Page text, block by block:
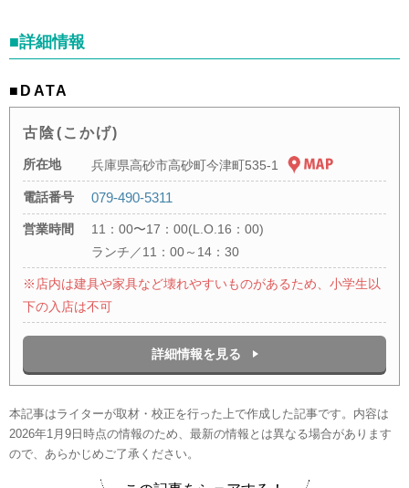
■詳細情報
■DATA
古陰(こかげ)
所在地 兵庫県高砂市高砂町今津町535-1
電話番号 079-490-5311
営業時間
11：00〜17：00(L.O.16：00)
ランチ／11：00～14：30
※店内は建具や家具など壊れやすいものがあるため、小学生以
下の入店は不可
詳細情報を見る
本記事はライターが取材・校正を行った上で作成した記事です。内容は
2026年1月9日時点の情報のため、最新の情報とは異なる場合があります
ので、あらかじめご了承ください。